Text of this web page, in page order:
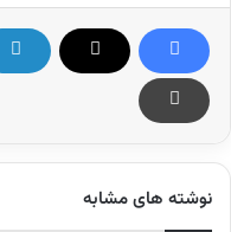
نوشته های مشابه